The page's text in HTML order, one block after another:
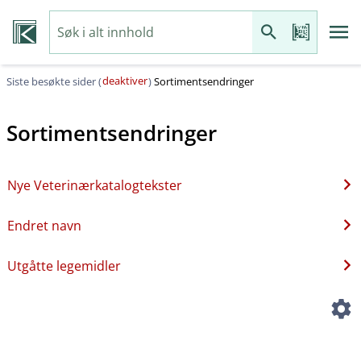
Siste besøkte sider (deaktiver)Sortimentsendringer
Sortimentsendringer
Nye Veterinærkatalogtekster
Endret navn
Utgåtte legemidler